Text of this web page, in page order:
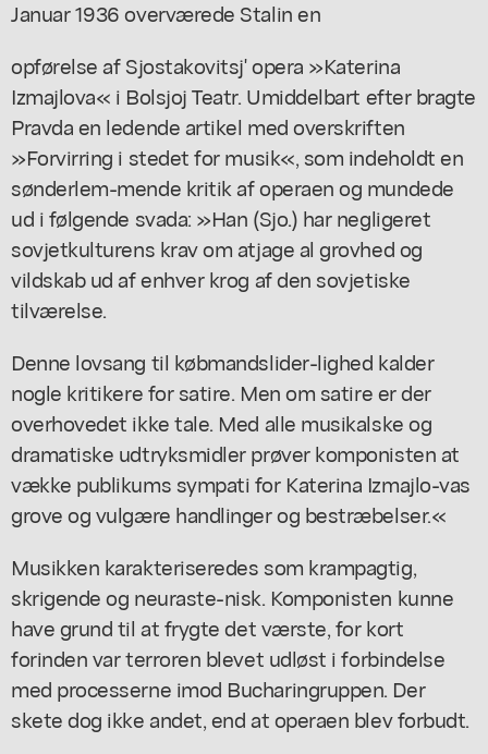
Januar 1936 overværede Stalin en
opførelse af Sjostakovitsj' opera »Katerina
Izmajlova« i Bolsjoj Teatr. Umiddelbart efter bragte
Pravda en ledende artikel med overskriften
»Forvirring i stedet for musik«, som indeholdt en
sønderlem-mende kritik af operaen og mundede
ud i følgende svada: »Han (Sjo.) har negligeret
sovjetkulturens krav om atjage al grovhed og
vildskab ud af enhver krog af den sovjetiske
tilværelse.
Denne lovsang til købmandslider-lighed kalder
nogle kritikere for satire. Men om satire er der
overhovedet ikke tale. Med alle musikalske og
dramatiske udtryksmidler prøver komponisten at
vække publikums sympati for Katerina Izmajlo-vas
grove og vulgære handlinger og bestræbelser.«
Musikken karakteriseredes som krampagtig,
skrigende og neuraste-nisk. Komponisten kunne
have grund til at frygte det værste, for kort
forinden var terroren blevet udløst i forbindelse
med processerne imod Bucharingruppen. Der
skete dog ikke andet, end at operaen blev forbudt.